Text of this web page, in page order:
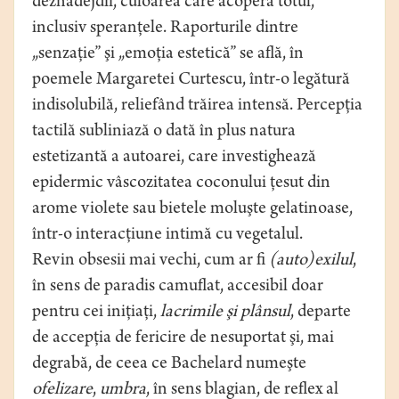
inclusiv speranţele. Raporturile dintre
„senzaţie” şi „emoţia estetică” se află, în
poemele Margaretei Curtescu, într-o legătură
indisolubilă, reliefând trăirea intensă. Percepţia
tactilă subliniază o dată în plus natura
estetizantă a autoarei, care investighează
epidermic vâscozitatea coconului ţesut din
arome violete sau bietele moluşte gelatinoase,
într-o interacţiune intimă cu vegetalul.
Revin obsesii mai vechi, cum ar fi (auto)exilul,
în sens de paradis camuflat, accesibil doar
pentru cei iniţiaţi,lacrimile şi plânsul, departe
de accepţia de fericire de nesuportat şi, mai
degrabă, de ceea ce Bachelard numeşte
ofelizare, umbra, în sens blagian, de reflex al